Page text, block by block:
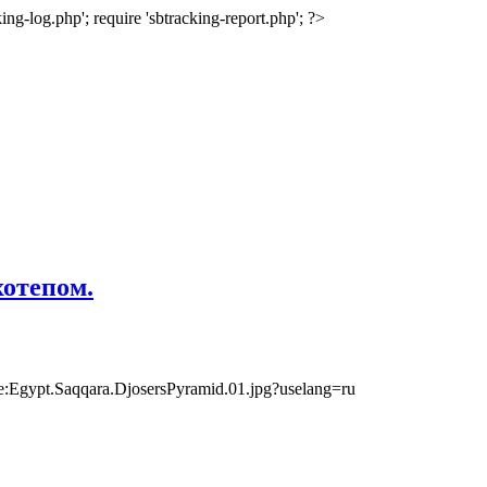
log.php'; require 'sbtracking-report.php'; ?>